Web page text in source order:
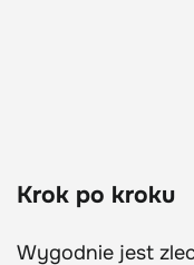
Krok po kroku
Wygodnie jest